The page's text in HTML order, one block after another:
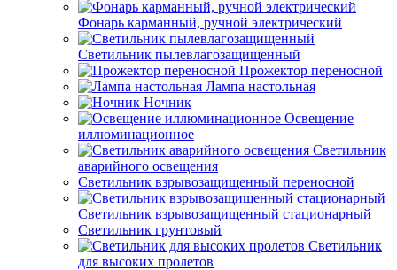
Фонарь карманный, ручной электрический
Светильник пылевлагозащищенный
Прожектор переносной
Лампа настольная
Ночник
Освещение
иллюминационное
Светильник
аварийного освещения
Светильник взрывозащищенный переносной
Светильник взрывозащищенный стационарный
Светильник грунтовый
Светильник
для высоких пролетов